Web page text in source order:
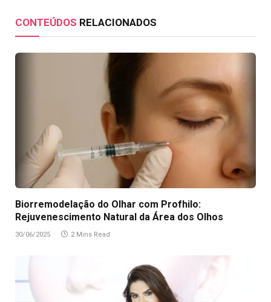
CONTEÚDOS RELACIONADOS
Biorremodelação do Olhar com Profhilo:
Rejuvenescimento Natural da Área dos Olhos
30/06/2025 2 Mins Read